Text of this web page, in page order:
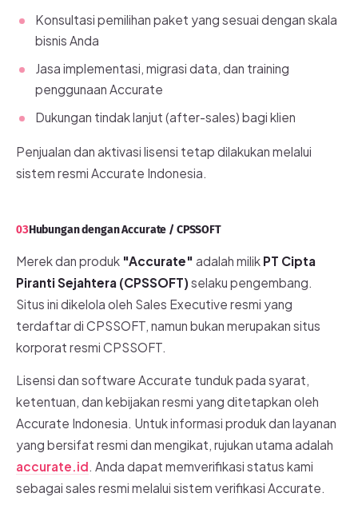
Konsultasi pemilihan paket yang sesuai dengan skala
bisnis Anda
Jasa implementasi, migrasi data, dan training
penggunaan Accurate
Dukungan tindak lanjut (after-sales) bagi klien
Penjualan dan aktivasi lisensi tetap dilakukan melalui
sistem resmi Accurate Indonesia.
03Hubungan dengan Accurate / CPSSOFT
Merek dan produk "Accurate" adalah milik PT Cipta
Piranti Sejahtera (CPSSOFT) selaku pengembang.
Situs ini dikelola oleh Sales Executive resmi yang
terdaftar di CPSSOFT, namun bukan merupakan situs
korporat resmi CPSSOFT.
Lisensi dan software Accurate tunduk pada syarat,
ketentuan, dan kebijakan resmi yang ditetapkan oleh
Accurate Indonesia. Untuk informasi produk dan layanan
yang bersifat resmi dan mengikat, rujukan utama adalah
accurate.id. Anda dapat memverifikasi status kami
sebagai sales resmi melalui sistem verifikasi Accurate.